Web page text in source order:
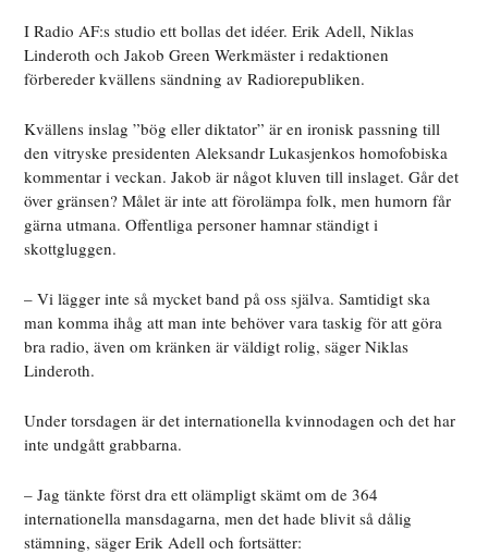
I Radio AF:s studio ett bollas det idéer. Erik Adell, Niklas
Linderoth och Jakob Green Werkmäster i redaktionen
förbereder kvällens sändning av Radiorepubliken.
Kvällens inslag ”bög eller diktator” är en ironisk passning till
den vitryske presidenten Aleksandr Lukasjenkos homofobiska
kommentar i veckan. Jakob är något kluven till inslaget. Går det
över gränsen? Målet är inte att förolämpa folk, men humorn får
gärna utmana. Offentliga personer hamnar ständigt i
skottgluggen.
– Vi lägger inte så mycket band på oss själva. Samtidigt ska
man komma ihåg att man inte behöver vara taskig för att göra
bra radio, även om kränken är väldigt rolig, säger Niklas
Linderoth.
Under torsdagen är det internationella kvinnodagen och det har
inte undgått grabbarna.
– Jag tänkte först dra ett olämpligt skämt om de 364
internationella mansdagarna, men det hade blivit så dålig
stämning, säger Erik Adell och fortsätter: